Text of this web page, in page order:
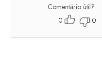
Comentário útil?
0
0